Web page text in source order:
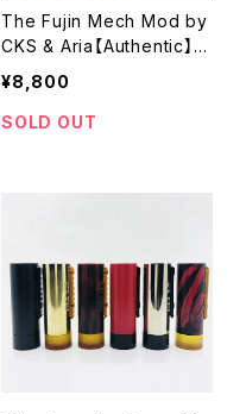
The Fujin Mech Mod by
CKS & Aria【Authentic】
【風神 Mech Mod Tube】
【18650 battery】【24MM】
【For RTA RDA RDTA Va
담배】【電子タバコ VAPE】
¥8,800
SOLD OUT